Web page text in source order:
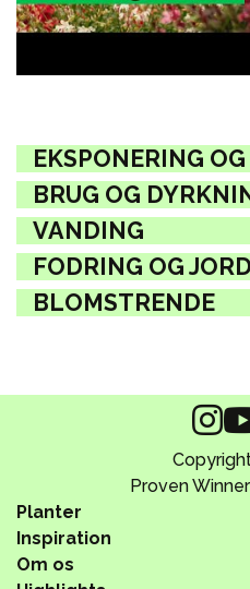
EKSPONERING
BRUG OG
VANDING
FODRING OG
BLOMSTRENDE
Proven
Planter
Inspiration
Om os